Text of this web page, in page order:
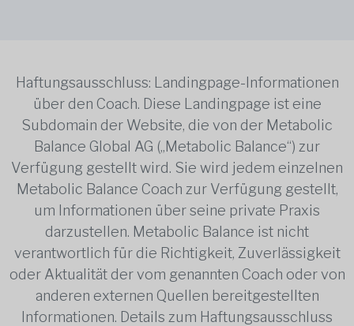
Haftungsausschluss: Landingpage-Informationen
über den Coach. Diese Landingpage ist eine
Subdomain der Website, die von der Metabolic
Balance Global AG („Metabolic Balance“) zur
Verfügung gestellt wird. Sie wird jedem einzelnen
Metabolic Balance Coach zur Verfügung gestellt,
um Informationen über seine private Praxis
darzustellen. Metabolic Balance ist nicht
verantwortlich für die Richtigkeit, Zuverlässigkeit
oder Aktualität der vom genannten Coach oder von
anderen externen Quellen bereitgestellten
Informationen. Details zum Haftungsausschluss